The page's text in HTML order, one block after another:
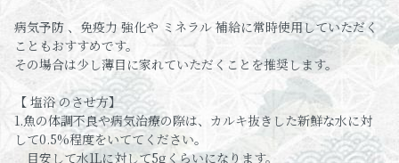
病気予防 、免疫力 強化や ミネラル 補給に常時使用していただく
こともおすすめです。
その場合は少し薄目に家れていただくことを推奨します。
【 塩浴 のさせ方】
1.魚の体調不良や病気治療の際は、カルキ抜きした新鮮な水に対
して0.5%程度をいててください。
目安して水1Lに対して5gくらいになります。